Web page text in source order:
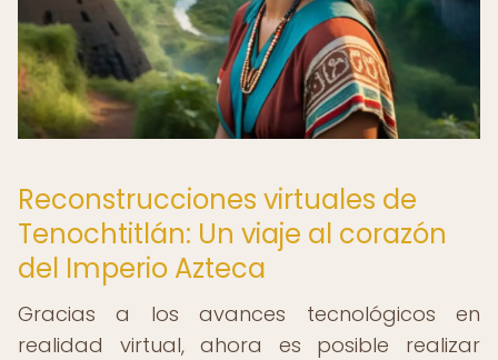
Reconstrucciones virtuales de
Tenochtitlán: Un viaje al corazón
del Imperio Azteca
Gracias a los avances tecnológicos en
realidad virtual, ahora es posible realizar